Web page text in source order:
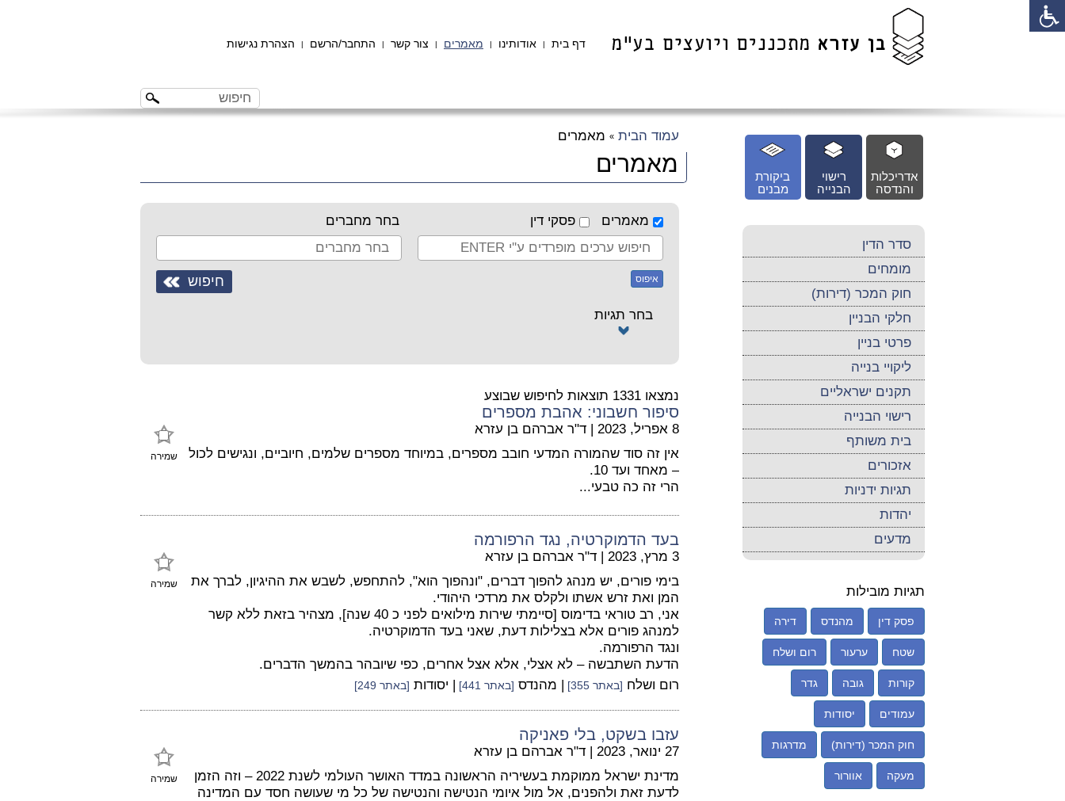
דף בית | אודותינו | מאמרים | צור קשר | התחבר/הרשם | הצהרת נגישות
עמוד הבית » מאמרים
מאמרים
מאמרים פסקי דין בחר מחברים
איפוס
בחר תגיות
נמצאו 1331 תוצאות לחיפוש שבוצע
סיפור חשבוני: אהבת מספרים
שמירה
8 אפריל, 2023 | ד"ר אברהם בן עזרא
אין זה סוד שהמורה המדעי חובב מספרים, במיוחד מספרים שלמים, חיוביים, ונגישים לכול
– מאחד ועד 10.
הרי זה כה טבעי...
בעד הדמוקרטיה, נגד הרפורמה
שמירה
3 מרץ, 2023 | ד"ר אברהם בן עזרא
בימי פורים, יש מנהג להפוך דברים, "ונהפוך הוא", להתחפש, לשבש את ההיגיון, לברך את
המן ואת זרש אשתו ולקלס את מרדכי היהודי.
אני, רב טוראי בדימוס [סיימתי שירות מילואים לפני כ 40 שנה], מצהיר בזאת ללא קשר
למנהג פורים אלא בצלילות דעת, שאני בעד הדמוקרטיה.
ונגד הרפורמה.
הדעת השתבשה – לא אצלי, אלא אצל אחרים, כפי שיובהר בהמשך הדברים.
רום ושלח [באתר 355] | מהנדס [באתר 441] | יסודות [באתר 249]
עזבו בשקט, בלי פאניקה
שמירה
27 ינואר, 2023 | ד"ר אברהם בן עזרא
מדינת ישראל ממוקמת בעשיריה הראשונה במדד האושר העולמי לשנת 2022 – וזה הזמן
לדעת זאת ולהפנים, אל מול איומי הנטישה והנטישה של כל מי שעושה חסד עם המדינה
ביקורת
מבנים
רישוי
הבנייה
אדריכלות
והנדסה
סדר הדין
מומחים
חוק המכר (דירות)
חלקי הבניין
פרטי בניין
ליקויי בנייה
תקנים ישראליים
רישוי הבנייה
בית משותף
אזכורים
תגיות ידניות
יהדות
מדעים
תגיות מובילות
פסק דין מהנדס דירה
שטח ערעור רום ושלח
קורות גובה גדר
עמודים יסודות
חוק המכר (דירות) מדרגות
מעקה אוורור